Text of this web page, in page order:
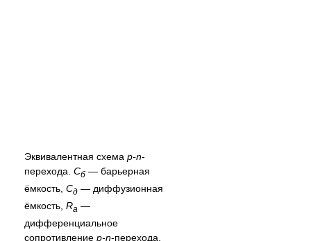
Эквивалентная схема p-n-
перехода. Cб — барьерная
ёмкость, Cд — диффузионная
ёмкость, Ra —
дифференциальное
сопротивление p-n-перехода,